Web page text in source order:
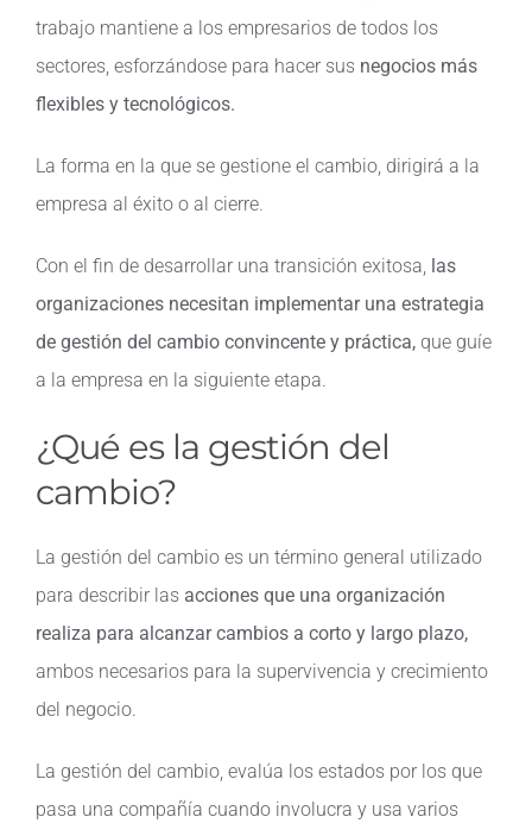
trabajo mantiene a los empresarios de todos los
sectores, esforzándose para hacer sus negocios más
flexibles y tecnológicos.
La forma en la que se gestione el cambio, dirigirá a la
empresa al éxito o al cierre.
Con el fin de desarrollar una transición exitosa, las
organizaciones necesitan implementar una estrategia
de gestión del cambio convincente y práctica, que guíe
a la empresa en la siguiente etapa.
¿Qué es la gestión del
cambio?
La gestión del cambio es un término general utilizado
para describir las acciones que una organización
realiza para alcanzar cambios a corto y largo plazo,
ambos necesarios para la supervivencia y crecimiento
del negocio.
La gestión del cambio, evalúa los estados por los que
pasa una compañía cuando involucra y usa varios